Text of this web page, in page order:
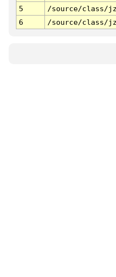
5
/source/class/
6
/source/class/